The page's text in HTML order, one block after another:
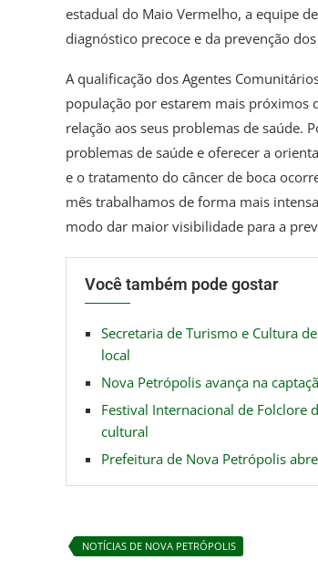
estadual do Maio Vermelho, a equipe
diagnóstico precoce e da prevenção
A qualificação dos Agentes
população por estarem mais próximos
relação aos seus problemas de saúde.
problemas de saúde e oferecer a
e o tratamento do câncer de boca
mês trabalhamos de forma mais
modo dar maior visibilidade para a
Você também pode gostar
Secretaria de Turismo e Cultura
local
Nova Petrópolis avança na
Festival Internacional de Folclore
cultural
Prefeitura de Nova Petrópolis
NOTÍCIAS DE NOVA PETRÓPOLIS